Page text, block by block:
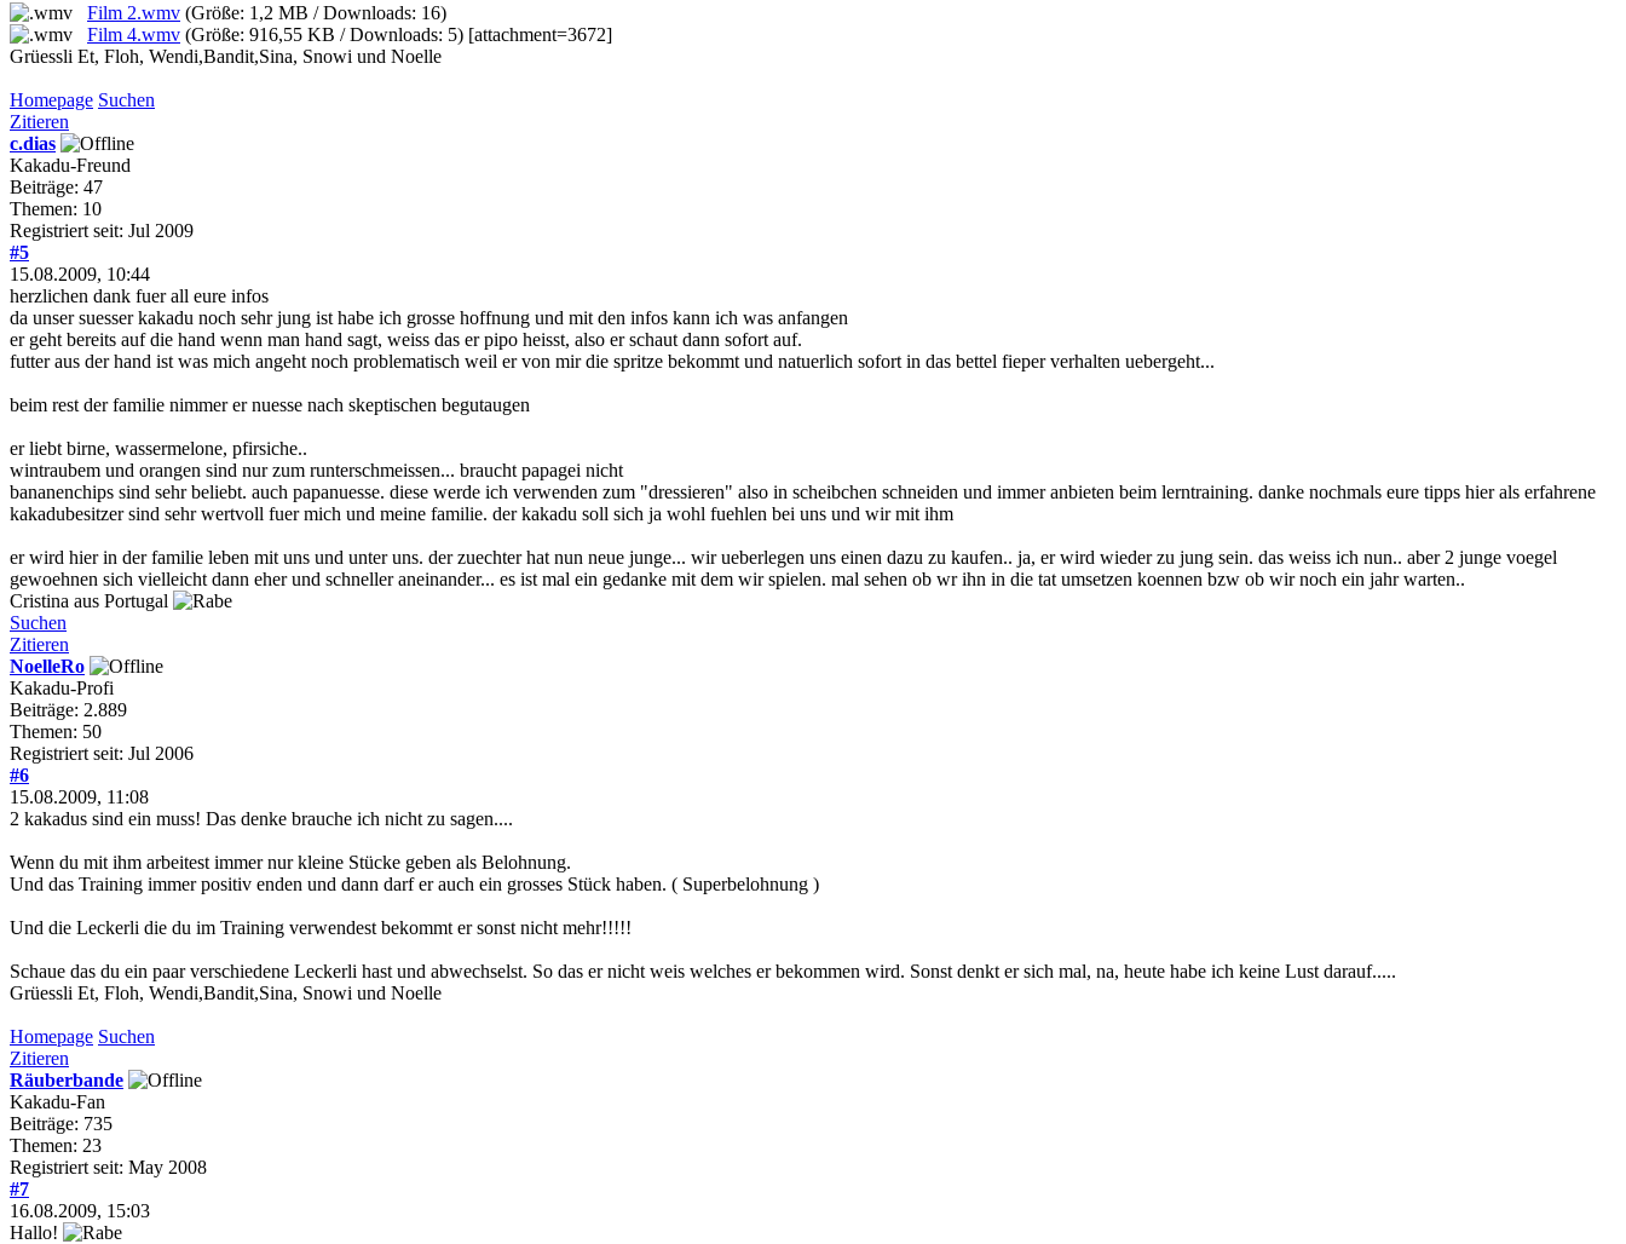
Film 2.wmv (Größe: 1,2 MB / Downloads: 16)
Film 4.wmv (Größe: 916,55 KB / Downloads: 5) [attachment=3672]
Grüessli Et, Floh, Wendi,Bandit,Sina, Snowi und Noelle
Homepage Suchen
Zitieren
c.dias
Kakadu-Freund
Beiträge: 47
Themen: 10
Registriert seit: Jul 2009
#5
15.08.2009, 10:44
herzlichen dank fuer all eure infos
da unser suesser kakadu noch sehr jung ist habe ich grosse hoffnung und mit den infos kann ich was anfangen
er geht bereits auf die hand wenn man hand sagt, weiss das er pipo heisst, also er schaut dann sofort auf.
futter aus der hand ist was mich angeht noch problematisch weil er von mir die spritze bekommt und natuerlich sofort in das bettel fieper verhalten uebergeht...
beim rest der familie nimmer er nuesse nach skeptischen begutaugen
er liebt birne, wassermelone, pfirsiche..
wintraubem und orangen sind nur zum runterschmeissen... braucht papagei nicht
bananenchips sind sehr beliebt. auch papanuesse. diese werde ich verwenden zum "dressieren" also in scheibchen schneiden und immer anbieten beim lerntraining. danke nochmals eure tipps hier als erfahrene
kakadubesitzer sind sehr wertvoll fuer mich und meine familie. der kakadu soll sich ja wohl fuehlen bei uns und wir mit ihm
er wird hier in der familie leben mit uns und unter uns. der zuechter hat nun neue junge... wir ueberlegen uns einen dazu zu kaufen.. ja, er wird wieder zu jung sein. das weiss ich nun.. aber 2 junge voegel
gewoehnen sich vielleicht dann eher und schneller aneinander... es ist mal ein gedanke mit dem wir spielen. mal sehen ob wr ihn in die tat umsetzen koennen bzw ob wir noch ein jahr warten..
Cristina aus Portugal
Suchen
Zitieren
NoelleRo
Kakadu-Profi
Beiträge: 2.889
Themen: 50
Registriert seit: Jul 2006
#6
15.08.2009, 11:08
2 kakadus sind ein muss! Das denke brauche ich nicht zu sagen....
Wenn du mit ihm arbeitest immer nur kleine Stücke geben als Belohnung.
Und das Training immer positiv enden und dann darf er auch ein grosses Stück haben. ( Superbelohnung )
Und die Leckerli die du im Training verwendest bekommt er sonst nicht mehr!!!!!
Schaue das du ein paar verschiedene Leckerli hast und abwechselst. So das er nicht weis welches er bekommen wird. Sonst denkt er sich mal, na, heute habe ich keine Lust darauf.....
Grüessli Et, Floh, Wendi,Bandit,Sina, Snowi und Noelle
Homepage Suchen
Zitieren
Räuberbande
Kakadu-Fan
Beiträge: 735
Themen: 23
Registriert seit: May 2008
#7
16.08.2009, 15:03
Hallo!